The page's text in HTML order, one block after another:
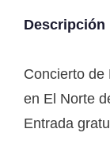
Descripción
Concierto de
en El Norte
Entrada